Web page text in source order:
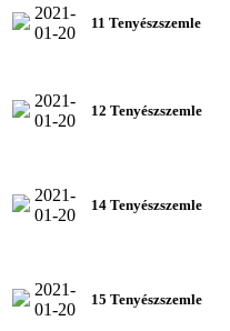
2021-
01-20
11 Tenyészszemle
2021-
01-20
12 Tenyészszemle
2021-
01-20
14 Tenyészszemle
2021-
01-20
15 Tenyészszemle